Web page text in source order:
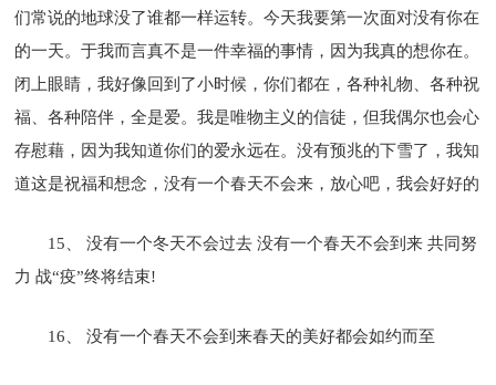
们常说的地球没了谁都一样运转。今天我要第一次面对没有你在
的一天。于我而言真不是一件幸福的事情，因为我真的想你在。
闭上眼睛，我好像回到了小时候，你们都在，各种礼物、各种祝
福、各种陪伴，全是爱。我是唯物主义的信徒，但我偶尔也会心
存慰藉，因为我知道你们的爱永远在。没有预兆的下雪了，我知
道这是祝福和想念，没有一个春天不会来，放心吧，我会好好的
15、 没有一个冬天不会过去 没有一个春天不会到来 共同努
力 战“疫”终将结束!
16、 没有一个春天不会到来春天的美好都会如约而至